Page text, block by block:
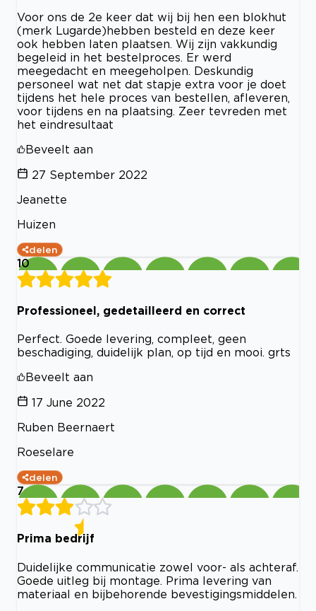
Voor ons de 2e keer dat wij bij hen een blokhut
(merk Lugarde)hebben besteld en deze keer
ook hebben laten plaatsen. Wij zijn vakkundig
begeleid in het bestelproces. Er werd
meegedacht en meegeholpen. Deskundig
personeel wat net dat stapje extra voor je doet
tijdens het hele proces van bestellen, afleveren,
voor tijdens en na plaatsing. Zeer tevreden met
het eindresultaat
Beveelt aan
27 September 2022
Jeanette
Huizen
delen
10
Professioneel, gedetailleerd en correct
Perfect. Goede levering, compleet, geen
beschadiging, duidelijk plan, op tijd en mooi. grts
Beveelt aan
17 June 2022
Ruben Beernaert
Roeselare
delen
7
Prima bedrijf
Duidelijke communicatie zowel voor- als achteraf.
Goede uitleg bij montage. Prima levering van
materiaal en bijbehorende bevestigingsmiddelen.